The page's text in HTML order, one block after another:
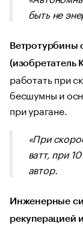
быть не
Ветротурбины
(изобретатель
работать при
бесшумны и
при урагане.
«При
ватт, при
автор.
Инженерные